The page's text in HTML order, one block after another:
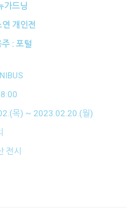
가드닝
개인전
: 포털
목) ~ 2023.02.20.(월)
전시